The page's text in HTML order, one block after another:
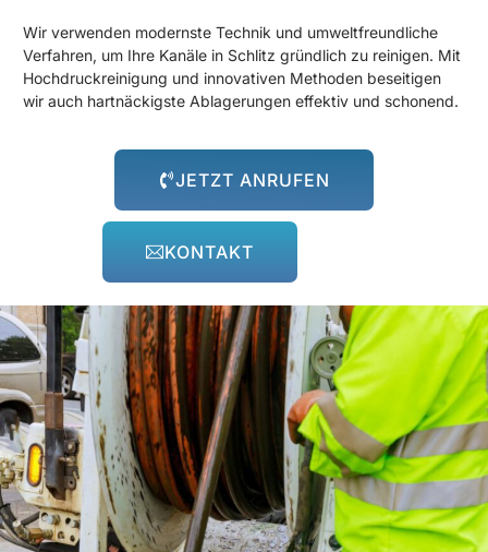
Wir verwenden modernste Technik und umweltfreundliche
Verfahren, um Ihre Kanäle in Schlitz gründlich zu reinigen. Mit
Hochdruckreinigung und innovativen Methoden beseitigen
wir auch hartnäckigste Ablagerungen effektiv und schonend.
JETZT ANRUFEN
KONTAKT